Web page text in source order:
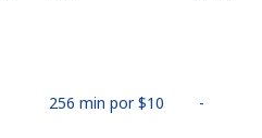
256 min por ⁦$10⁩ -